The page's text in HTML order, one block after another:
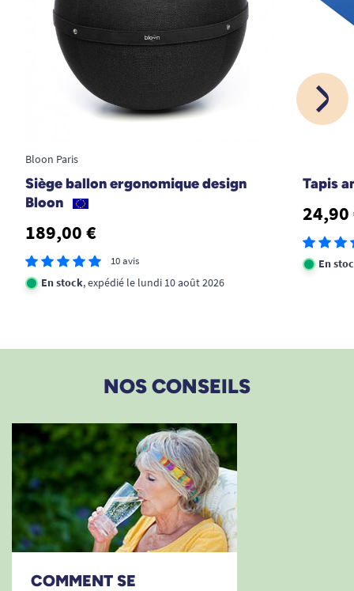
Bloon Paris
Siège ballon ergonomique design
Bloon
189,00 €
10 avis
En stock, expédié le lundi 10 août 2026
Tapis
24,90
En
NOS CONSEILS
COMMENT SE